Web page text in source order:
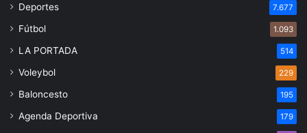
Deportes 7.677
Fútbol 1.093
LA PORTADA 514
Voleybol 229
Baloncesto 195
Agenda Deportiva 179